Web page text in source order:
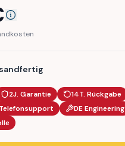
2J. Garantie
14T. Rückgabe
Telefonsupport
DE Engineering